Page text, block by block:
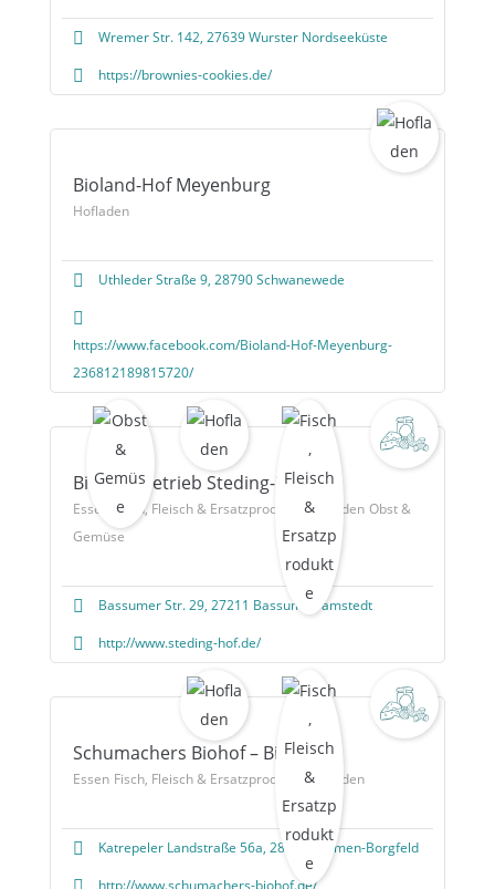
Wremer Str. 142, 27639 Wurster Nordseeküste
https://brownies-cookies.de/
Bioland-Hof Meyenburg
Hofladen
Uthleder Straße 9, 28790 Schwanewede
https://www.facebook.com/Bioland-Hof-Meyenburg-
236812189815720/
Bioland-Betrieb Steding-Hof
Essen Fisch, Fleisch & Ersatzprodukte Hofladen Obst &
Gemüse
Bassumer Str. 29, 27211 Bassum-Bramstedt
http://www.steding-hof.de/
Schumachers Biohof – Biofleisch
Essen Fisch, Fleisch & Ersatzprodukte Hofladen
Katrepeler Landstraße 56a, 28357 Bremen-Borgfeld
http://www.schumachers-biohof.de/